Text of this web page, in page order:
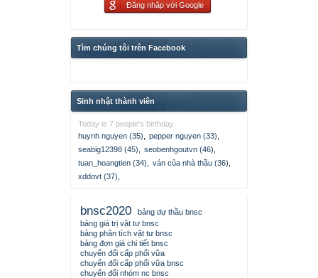
Đăng nhập với Google
Tìm chúng tôi trên Facebook
Sinh nhật thành viên
Today is 7 people's birthday.
huynh nguyen (35)
pepper nguyen (33)
seabig12398 (45)
seobenhgoutvn (46)
tuan_hoangtien (34)
ván của nhà thầu (36)
xddovt (37)
bnsc2020
bảng dự thầu bnsc
bảng giá trị vật tư bnsc
bảng phân tích vật tư bnsc
bảng đơn giá chi tiết bnsc
chuyển đổi cấp phối vữa
chuyển đổi cấp phối vữa bnsc
chuyển đổi nhóm nc bnsc